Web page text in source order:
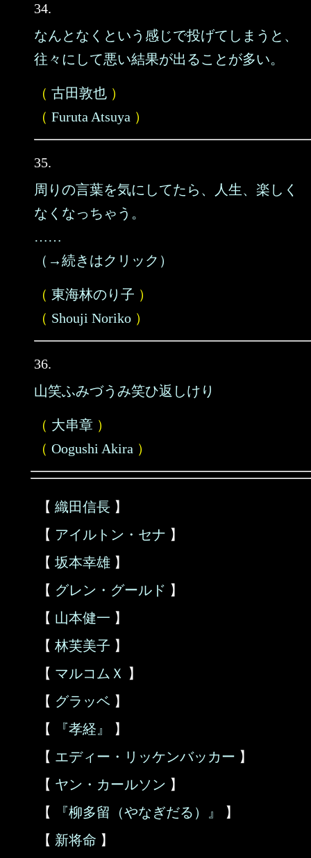
34.
なんとなくという感じで投げてしまうと、
往々にして悪い結果が出ることが多い。
（ 古田敦也 ）
（ Furuta Atsuya ）
35.
周りの言葉を気にしてたら、人生、楽しく
なくなっちゃう。
……
（→続きはクリック）
（ 東海林のり子 ）
（ Shouji Noriko ）
36.
山笑ふみづうみ笑ひ返しけり
（ 大串章 ）
（ Oogushi Akira ）
【 織田信長 】
【 アイルトン・セナ 】
【 坂本幸雄 】
【 グレン・グールド 】
【 山本健一 】
【 林芙美子 】
【 マルコムＸ 】
【 グラッベ 】
【
『孝経』
】
【 エディー・リッケンバッカー 】
【 ヤン・カールソン 】
【
『柳多留（やなぎだる）』
】
【 新将命 】